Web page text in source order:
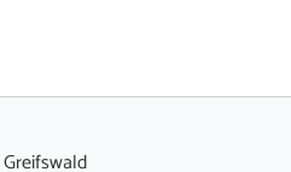
Greifswald